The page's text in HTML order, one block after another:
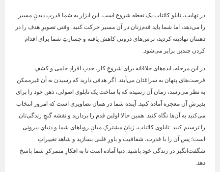
در نهایت، تابلو کائنات یک نقطه شروع است. این ابزار به شما قدرتِ دیدنِ مسیر
را می‌دهد، اما شما باید قدم‌زنان در آن مسیر حرکت کنید. وقتی تصویرِ هدف را در
ذهنتان نهادینه کردید، ترس‌های درونی کاهش یافته و جسارتِ شما برای اقدام
کردن چندین برابر می‌شود.
در این مرحله، ایده‌های خلاقانه برای شروعِ کار، جذبِ افرادِ حامی و کشفِ
فرصت‌های پنهان به سراغتان می‌آیند. اگر هدفی دارید که رسیدن به آن غیرممکن
به نظر می‌رسد، زمان آن رسیده که با ساخت یک تابلوی اصولی، ذهن خود را برای
پذیرشِ آن معجزه آماده کنید. آینده شما در همان تصاویری است که امروز انتخاب
می‌کنید به آن‌ها نگاه کنید. همین حالا اولین قدم را بردارید و نقشه گنجِ زندگی‌تان
را ترسیم کنید. تابلوی کائنات، زبانِ مشترکِ میانِ رویاهای شما و دنیایِ بیرونی
است؛ پس آن را با قدرت، شفافیت و باورِ قلبی بسازید و شاهد تغییراتِ
شگفت‌انگیز در زندگی خود باشید. دنیا آماده است تا به افکارِ متمرکزِ شما پاسخ
دهد.